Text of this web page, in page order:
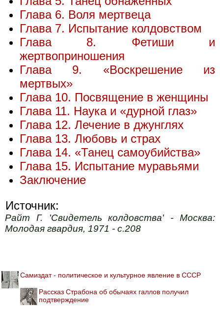
Глава 6. Воля мертвеца
Глава 7. Испытание колдовством
Глава 8. Фетиши и
жертвоприношения
Глава 9. «Воскрешение из
мертвых»
Глава 10. Посвящение в женщины
Глава 11. Наука и «дурной глаз»
Глава 12. Лечение в джунглях
Глава 13. Любовь и страх
Глава 14. «Танец самоубийства»
Глава 15. Испытание муравьями
Заключение
Источник:
Райт Г. 'Свидетель колдовства' - Москва:
Молодая гвардия, 1971 - с.208
Самиздат - политическое и культурное явление в СССР
Рассказ Страбона об обычаях галлов получил
подтверждение